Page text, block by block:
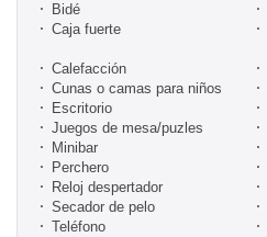
Bidé
Caja fuerte
Calefacción
Cunas o camas para niños
Escritorio
Juegos de mesa/puzles
Minibar
Perchero
Reloj despertador
Secador de pelo
Teléfono